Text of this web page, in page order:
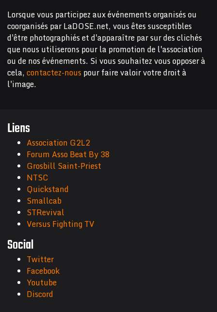
Lorsque vous participez aux événements organisés ou
coorganisés par LaDOSE.net, vous êtes susceptibles
d'être photographiés et d'apparaître par sur des clichés
que nous utiliserons pour la promotion de l'association
ou de nos événements. Si vous souhaitez vous opposer à
cela,contactez-nouspour faire valoir votre droit à
l'image.
Liens
Association G2L2
Forum Asso Beat By 38
Grosbill Saint-Priest
NTSC
Quickstand
Smallcab
STRevival
Versus Fighting TV
Social
Twitter
Facebook
Youtube
Discord